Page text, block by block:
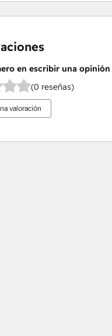
en escribir una
(0 reseñas)
valoración